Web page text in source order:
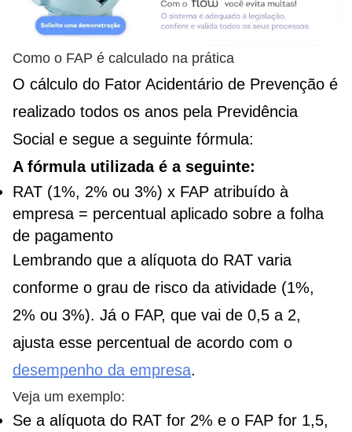
Como o FAP é calculado na prática
O cálculo do Fator Acidentário de Prevenção é
realizado todos os anos pela Previdência
Social e segue a seguinte fórmula:
A fórmula utilizada é a seguinte:
RAT (1%, 2% ou 3%) x FAP atribuído à
empresa = percentual aplicado sobre a folha
de pagamento
Lembrando que a alíquota do RAT varia
conforme o grau de risco da atividade (1%,
2% ou 3%). Já o FAP, que vai de 0,5 a 2,
ajusta esse percentual de acordo com o
desempenho da empresa.
Veja um exemplo:
Se a alíquota do RAT for 2% e o FAP for 1,5,